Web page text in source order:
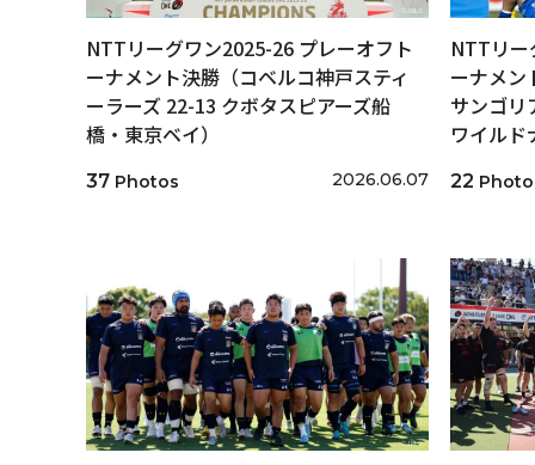
NTTリーグワン2025-26 プレーオフト
ーナメント決勝（コベルコ神戸スティ
ーラーズ 22-13 クボタスピアーズ船
橋・東京ベイ）
37 Photos 2026.06.07
NTTリー
ーナメン
サンゴリ
ワイルド
22